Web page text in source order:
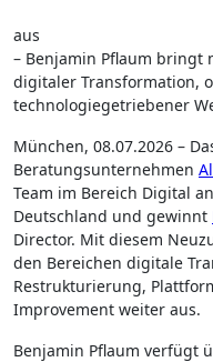
aus
– Benjamin Pflaum bringt
digitaler Transformation,
technologiegetriebener
München, 08.07.2026 –
Beratungsunternehmen
Team im Bereich Digital
Deutschland und gewinnt
Director. Mit diesem
den Bereichen digitale
Restrukturierung,
Improvement weiter aus.
Benjamin Pflaum verfügt